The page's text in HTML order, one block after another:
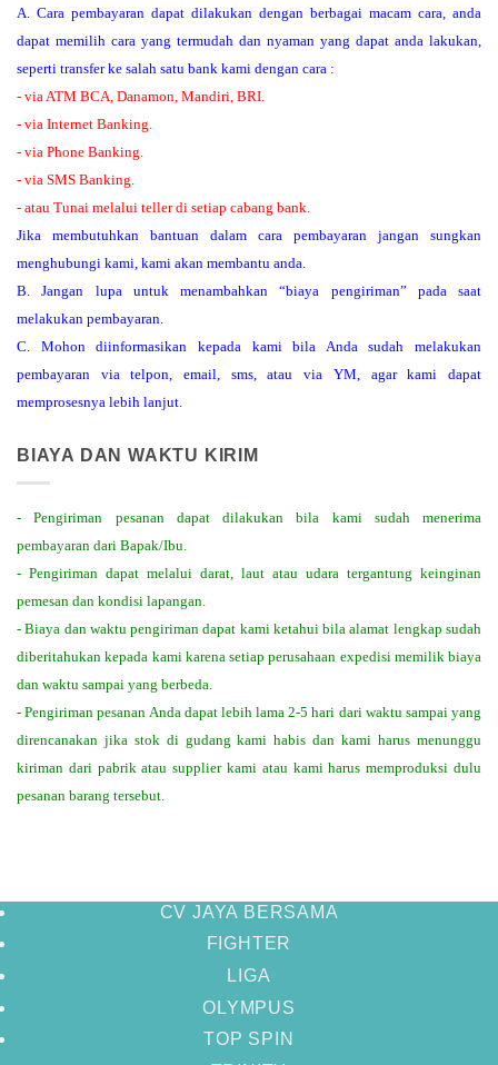
A. Cara pembayaran dapat dilakukan dengan berbagai macam cara, anda
dapat memilih cara yang termudah dan nyaman yang dapat anda lakukan,
seperti transfer ke salah satu bank kami dengan cara :
- via ATM BCA, Danamon, Mandiri, BRI.
- via Internet Banking.
- via Phone Banking.
- via SMS Banking.
- atau Tunai melalui teller di setiap cabang bank.
Jika membutuhkan bantuan dalam cara pembayaran jangan sungkan
menghubungi kami, kami akan membantu anda.
B. Jangan lupa untuk menambahkan “biaya pengiriman” pada saat
melakukan pembayaran.
C. Mohon diinformasikan kepada kami bila Anda sudah melakukan
pembayaran via telpon, email, sms, atau via YM, agar kami dapat
memprosesnya lebih lanjut.
BIAYA DAN WAKTU KIRIM
- Pengiriman pesanan dapat dilakukan bila kami sudah menerima
pembayaran dari Bapak/Ibu.
- Pengiriman dapat melalui darat, laut atau udara tergantung keinginan
pemesan dan kondisi lapangan.
- Biaya dan waktu pengiriman dapat kami ketahui bila alamat lengkap sudah
diberitahukan kepada kami karena setiap perusahaan expedisi memilik biaya
dan waktu sampai yang berbeda.
- Pengiriman pesanan Anda dapat lebih lama 2-5 hari dari waktu sampai yang
direncanakan jika stok di gudang kami habis dan kami harus menunggu
kiriman dari pabrik atau supplier kami atau kami harus memproduksi dulu
pesanan barang tersebut.
CV JAYA BERSAMA
FIGHTER
LIGA
OLYMPUS
TOP SPIN